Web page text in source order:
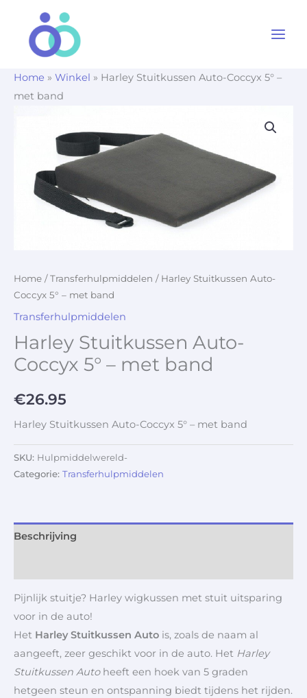
Home » Winkel » Harley Stuitkussen Auto-Coccyx 5° –
met band
Home /Transferhulpmiddelen / Harley Stuitkussen Auto-
Coccyx 5° – met band
Transferhulpmiddelen
Harley Stuitkussen Auto-
Coccyx 5° – met band
€26.95
Harley Stuitkussen Auto-Coccyx 5° – met band
SKU: Hulpmiddelwereld-
Categorie: Transferhulpmiddelen
Beschrijving
Pijnlijk stuitje? Harley wigkussen met stuit uitsparing
voor in de auto!
Het Harley Stuitkussen Auto is, zoals de naam al
aangeeft, zeer geschikt voor in de auto. Het Harley
Stuitkussen Autoheeft een hoek van 5 graden
hetgeen steun en ontspanning biedt tijdens het rijden.